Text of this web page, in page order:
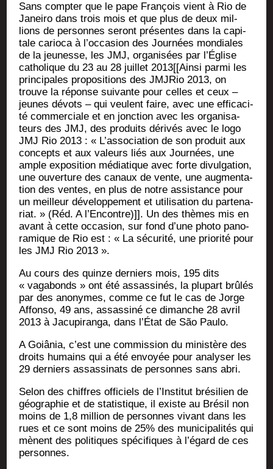
Sans comp­ter que le pape Fran­çois vient à Rio de
Janei­ro dans trois mois et que plus de deux mil­
lions de per­sonnes seront pré­sentes dans la capi­
tale cario­ca à l’occasion des Jour­nées mon­diales
de la jeu­nesse, les JMJ, orga­ni­sées par l’Église
catho­lique du 23 au 28 juillet 2013[[Ainsi par­mi les
prin­ci­pales pro­po­si­tions des JMJ­Rio 2013, on
trouve la réponse sui­vante pour celles et ceux –
jeunes dévots – qui veulent faire, avec une effi­ca­ci­
té com­mer­ciale et en jonc­tion avec les orga­ni­sa­
teurs des JMJ, des pro­duits déri­vés avec le logo
JMJ Rio 2013 : « L’association de son pro­duit aux
concepts et aux valeurs liés aux Jour­nées, une
ample expo­si­tion média­tique avec forte divul­ga­tion,
une ouver­ture des canaux de vente, une aug­men­ta­
tion des ventes, en plus de notre assis­tance pour
un meilleur déve­lop­pe­ment et uti­li­sa­tion du par­te­na­
riat. » (Réd. A l’Encontre)]]. Un des thèmes mis en
avant à cette occa­sion, sur fond d’une pho­to pano­
ra­mique de Rio est : « La sécu­ri­té, une prio­ri­té pour
les JMJ Rio 2013 ».
Au cours des quinze der­niers mois, 195 dits
« vaga­bonds » ont été assas­si­nés, la plu­part brû­lés
par des ano­nymes, comme ce fut le cas de Jorge
Affon­so, 49 ans, assas­si­né ce dimanche 28 avril
2013 à Jacu­pi­ran­ga, dans l’État de São Paulo.
A Goiâ­nia, c’est une com­mis­sion du minis­tère des
droits humains qui a été envoyée pour ana­ly­ser les
29 der­niers assas­si­nats de per­sonnes sans abri.
Selon des chiffres offi­ciels de l’Institut bré­si­lien de
géo­gra­phie et de sta­tis­tique, il existe au Bré­sil non
moins de 1,8 mil­lion de per­sonnes vivant dans les
rues et ce sont moins de 25% des muni­ci­pa­li­tés qui
mènent des poli­tiques spé­ci­fiques à l’égard de ces
personnes.